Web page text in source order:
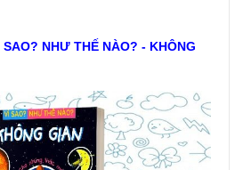
SAO? NHƯ THẾ NÀO? - KHÔNG